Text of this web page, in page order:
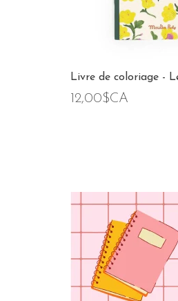
Livre de coloriage -
12,00$CA